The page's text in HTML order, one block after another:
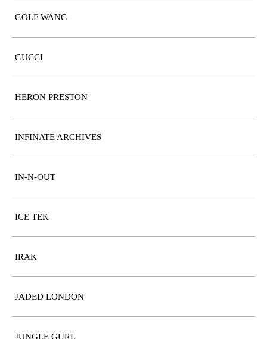
GOLF WANG
GUCCI
HERON PRESTON
INFINATE ARCHIVES
IN-N-OUT
ICE TEK
IRAK
JADED LONDON
JUNGLE GURL